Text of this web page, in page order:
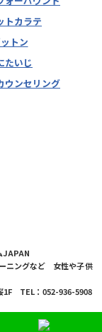
JAPAN
ニングなど 女性や子供
1F TEL：052-936-5908